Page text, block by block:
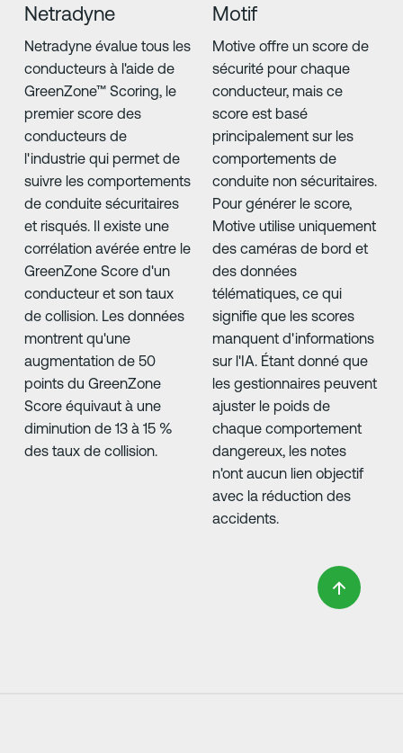
Netradyne
Netradyne évalue tous les
conducteurs à l'aide de
GreenZone™ Scoring, le
premier score des
conducteurs de
l'industrie qui permet de
suivre les comportements
de conduite sécuritaires
et risqués. Il existe une
corrélation avérée entre le
GreenZone Score d'un
conducteur et son taux
de collision. Les données
montrent qu'une
augmentation de 50
points du GreenZone
Score équivaut à une
diminution de 13 à 15 %
des taux de collision.
Motif
Motive offre un score de
sécurité pour chaque
conducteur, mais ce
score est basé
principalement sur les
comportements de
conduite non sécuritaires.
Pour générer le score,
Motive utilise uniquement
des caméras de bord et
des données
télématiques, ce qui
signifie que les scores
manquent d'informations
sur l'IA. Étant donné que
les gestionnaires peuvent
ajuster le poids de
chaque comportement
dangereux, les notes
n'ont aucun lien objectif
avec la réduction des
accidents.